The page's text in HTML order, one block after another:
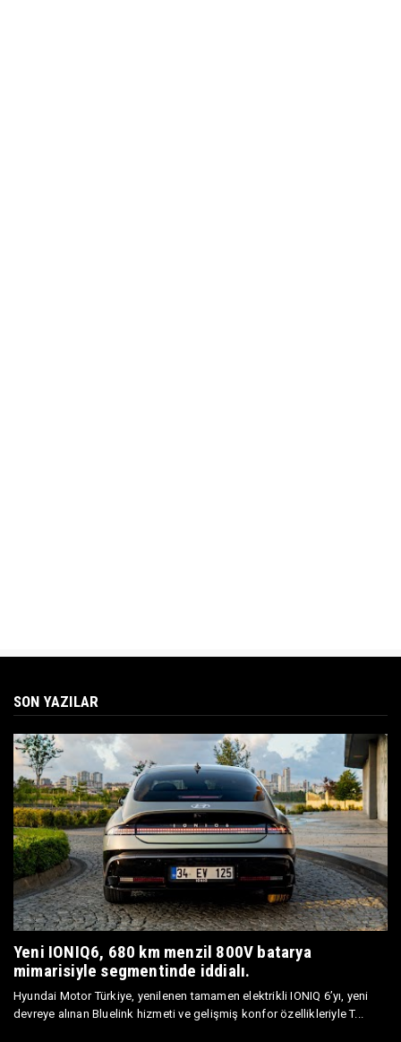
SON YAZILAR
Yeni IONIQ6, 680 km menzil 800V batarya
mimarisiyle segmentinde iddialı.
Hyundai Motor Türkiye, yenilenen tamamen elektrikli IONIQ 6’yı, yeni
devreye alınan Bluelink hizmeti ve gelişmiş konfor özellikleriyle T...